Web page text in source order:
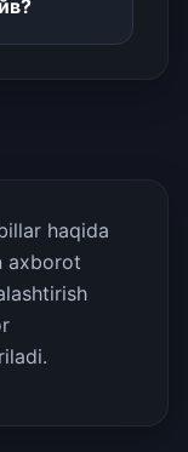
haqida
axborot